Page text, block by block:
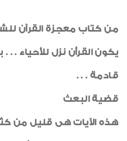
من كتاب معجزة القرآن
يكون القرأن نزل للأحياء .
قادمة . . .
قضية البعث
هذه الآيات هى قليل من